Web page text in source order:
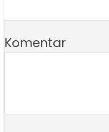
Komentar